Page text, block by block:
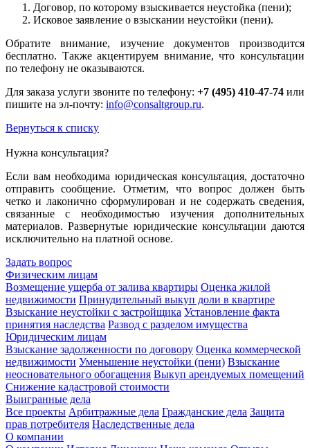
Договор, по которому взыскивается неустойка (пени);
Исковое заявление о взыскании неустойки (пени).
Обратите внимание, изучение документов производится
бесплатно. Также акцентируем внимание, что консультации
по телефону не оказываются.
Для заказа услуги звоните по телефону: +7 (495) 410-47-74 или
пишите на эл-почту: info@consaltgroup.ru.
Вернуться к списку
Нужна консультация?
Если вам необходима юридическая консультация, достаточно
отправить сообщение. Отметим, что вопрос должен быть
четко и лаконично сформулирован и не содержать сведения,
связанные с необходимостью изучения дополнительных
материалов. Развернутые юридические консультации даются
исключительно на платной основе.
Задать вопрос
Физическим лицам
Возмещение ущерба от залива квартиры Оценка жилой
недвижимости Принудительный выкуп доли в квартире
Взыскание неустойки с застройщика Установление факта
принятия наследства Развод с разделом имущества
Юридическим лицам
Взыскание задолженности по договору Оценка коммерческой
недвижимости Уменьшение неустойки (пени) Взыскание
неосновательного обогащения Выкуп арендуемых помещений
Снижение кадастровой стоимости
Выигранные дела
Все проекты Арбитражные дела Гражданские дела Защита
прав потребителя Наследственные дела
О компании